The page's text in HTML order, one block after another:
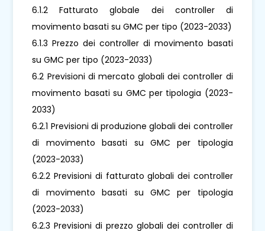
6.1.2 Fatturato globale dei controller di
movimento basati su GMC per tipo (2023-2033)
6.1.3 Prezzo dei controller di movimento basati
su GMC per tipo (2023-2033)
6.2 Previsioni di mercato globali dei controller di
movimento basati su GMC per tipologia (2023-
2033)
6.2.1 Previsioni di produzione globali dei controller
di movimento basati su GMC per tipologia
(2023-2033)
6.2.2 Previsioni di fatturato globali dei controller
di movimento basati su GMC per tipologia
(2023-2033)
6.2.3 Previsioni di prezzo globali dei controller di